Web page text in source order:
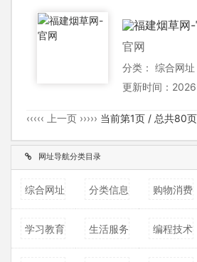
官网
分类： 综合网址
更新时间：
‹‹‹‹‹ 上一页 ››››› 当前第1页 / 总共80页
网址导航分类目录
综合网址 分类信息 购物消费
学习教育 生活服务 编程技术